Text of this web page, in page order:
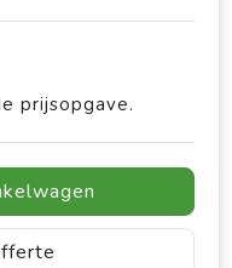
prijsopgave.